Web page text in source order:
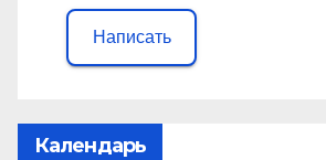
Написать
Календарь